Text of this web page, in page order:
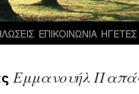
ΕΠΙΚΟΙΝΩΝΙΑ ΗΓΕΤΕΣ
Εμμανουήλ